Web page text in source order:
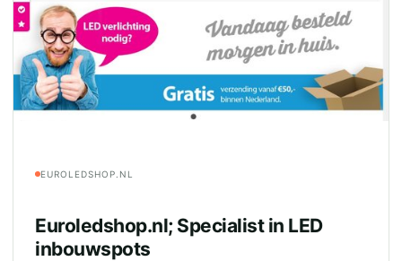
EUROLEDSHOP.NL
Euroledshop.nl; Specialist in LED
inbouwspots